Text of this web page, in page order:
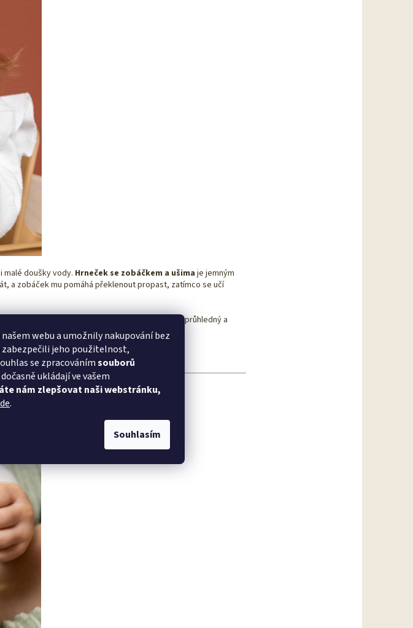
webu a umožnily nakupování bez
jeho použitelnost,
se zpracovánímsouborů
ukládají ve vašem
nám zlepšovat naši webstránku,
.
Souhlasím
malé doušky vody. Hrneček se zobáčkem a ušima je jemným
a zobáček mu pomáhá překlenout propast, zatímco se učí
je lehký, průhledný a
•u stolu